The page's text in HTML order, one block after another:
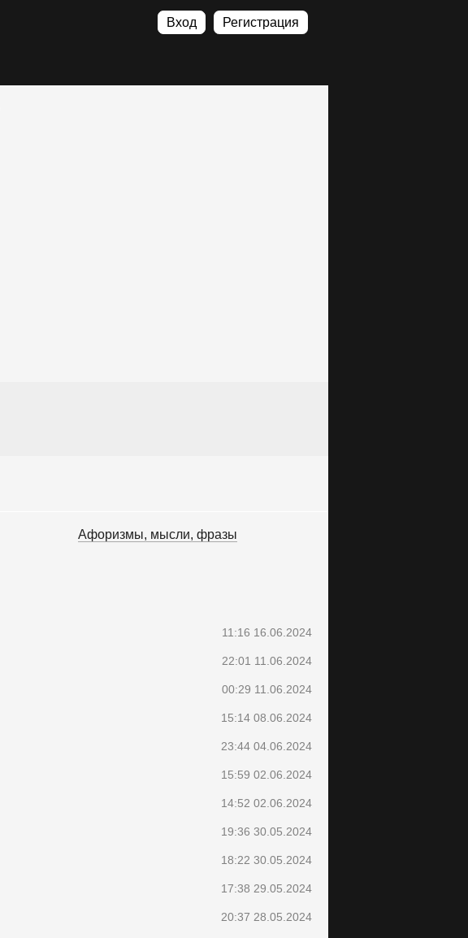
Вход Регистрация
Афоризмы, мысли, фразы
11:16 16.06.2024
22:01 11.06.2024
00:29 11.06.2024
15:14 08.06.2024
23:44 04.06.2024
15:59 02.06.2024
14:52 02.06.2024
19:36 30.05.2024
18:22 30.05.2024
17:38 29.05.2024
20:37 28.05.2024